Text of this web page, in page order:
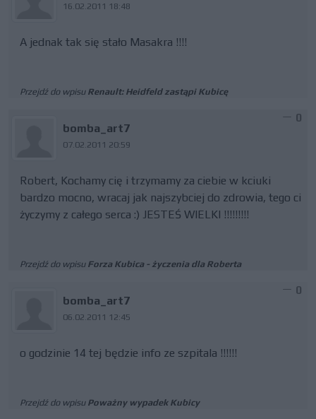
16.02.2011 18:48
A jednak tak się stało Masakra !!!!
Przejdź do wpisu Renault: Heidfeld zastąpi Kubicę
bomba_art7
07.02.2011 20:59
0
Robert, Kochamy cię i trzymamy za ciebie w kciuki
bardzo mocno, wracaj jak najszybciej do zdrowia, tego ci
życzymy z całego serca :) JESTEŚ WIELKI !!!!!!!!!
Przejdź do wpisu Forza Kubica - życzenia dla Roberta
bomba_art7
06.02.2011 12:45
0
o godzinie 14 tej będzie info ze szpitala !!!!!!
Przejdź do wpisu Poważny wypadek Kubicy